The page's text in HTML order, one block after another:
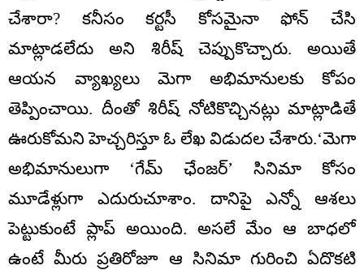
చేశారా? కనీసం కర్టసీ కోసమైనా ఫోన్ చేసి
మాట్లాడలేదు అని శిరీష్ చెప్పుకొచ్చారు. అయితే
ఆయన వ్యాఖ్యలు మెగా అభిమానులకు కోపం
తెప్పించాయి. దీంతో శిరీష్ నోటికొచ్చినట్లు మాట్లాడితే
ఊరుకోమని హెచ్చరిస్తూ ఓ లేఖ విడుదల చేశారు.‘మెగా
అభిమానులుగా ‘గేమ్ ఛేంజర్‌’ సినిమా కోసం
మూడేళ్లుగా ఎదురుచూశాం. దానిపై ఎన్నో ఆశలు
పెట్టుకుంటే ప్లాప్ అయింది. అసలే మేం ఆ బాధలో
ఉంటే మీరు ప్రతిరోజూ ఆ సినిమా గురించి ఏదొకటి